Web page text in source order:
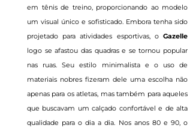
em tênis de treino, proporcionando ao modelo
um visual único e sofisticado. Embora tenha sido
projetado para atividades esportivas, o Gazelle
logo se afastou das quadras e se tornou popular
nas ruas. Seu estilo minimalista e o uso de
materiais nobres fizeram dele uma escolha não
apenas para os atletas, mas também para aqueles
que buscavam um calçado confortável e de alta
qualidade para o dia a dia. Nos anos 80 e 90, o